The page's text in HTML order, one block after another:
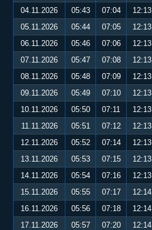
04.11.2026 05:43 07:04 12:13
05.11.2026
05:44 07:05 12:13
06.11.2026
05:46 07:06 12:13
07.11.2026
05:47 07:08 12:13
08.11.2026
05:48 07:09 12:13
09.11.2026
05:49 07:10 12:13
10.11.2026
05:50 07:11 12:13
11.11.2026
05:51 07:12 12:13
12.11.2026
05:52 07:14 12:13
13.11.2026
05:53 07:15 12:13
14.11.2026
05:54 07:16 12:13
15.11.2026
05:55 07:17 12:14
16.11.2026
05:56 07:18 12:14
17.11.2026
05:57 07:20 12:14